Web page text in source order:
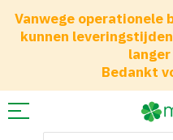
Vanwege operationele
kunnen
Bedankt